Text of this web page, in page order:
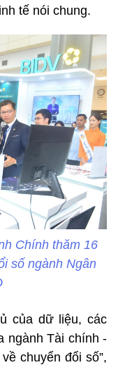
tế nói chung.
Chính thăm 16
số ngành Ngân
của dữ liệu, các
ngành Tài chính -
chuyển đổi số”,